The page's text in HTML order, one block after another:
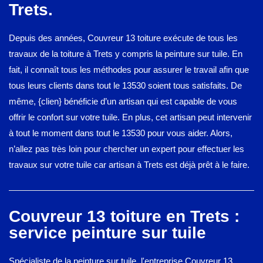
Trets.
Depuis des années, Couvreur 13 toiture exécute de tous les
travaux de la toiture à Trets y compris la peinture sur tuile. En
fait, il connaît tous les méthodes pour assurer le travail afin que
tous leurs clients dans tout le 13530 soient tous satisfaits. De
même, {clien} bénéficie d’un artisan qui est capable de vous
offrir le confort sur votre tuile. En plus, cet artisan peut intervenir
à tout le moment dans tout le 13530 pour vous aider. Alors,
n’allez pas très loin pour chercher un expert pour effectuer les
travaux sur votre tuile car artisan à Trets est déjà prêt à le faire.
Couvreur 13 toiture en Trets :
service peinture sur tuile
Spécialiste de la peinture sur tuile, l'entreprise Couvreur 13